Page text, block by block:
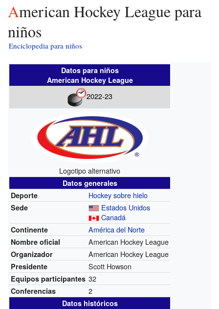
American Hockey League para
niños
Enciclopedia para niños
Datos para niños
American Hockey League
2022-23
Logotipo alternativo
Datos generales
Deporte
Hockey sobre hielo
Sede
Estados Unidos
Canadá
Continente América del Norte
Nombre oficial American Hockey League
Organizador American Hockey League
Presidente Scott Howson
Equipos participantes 32
Conferencias 2
Datos históricos